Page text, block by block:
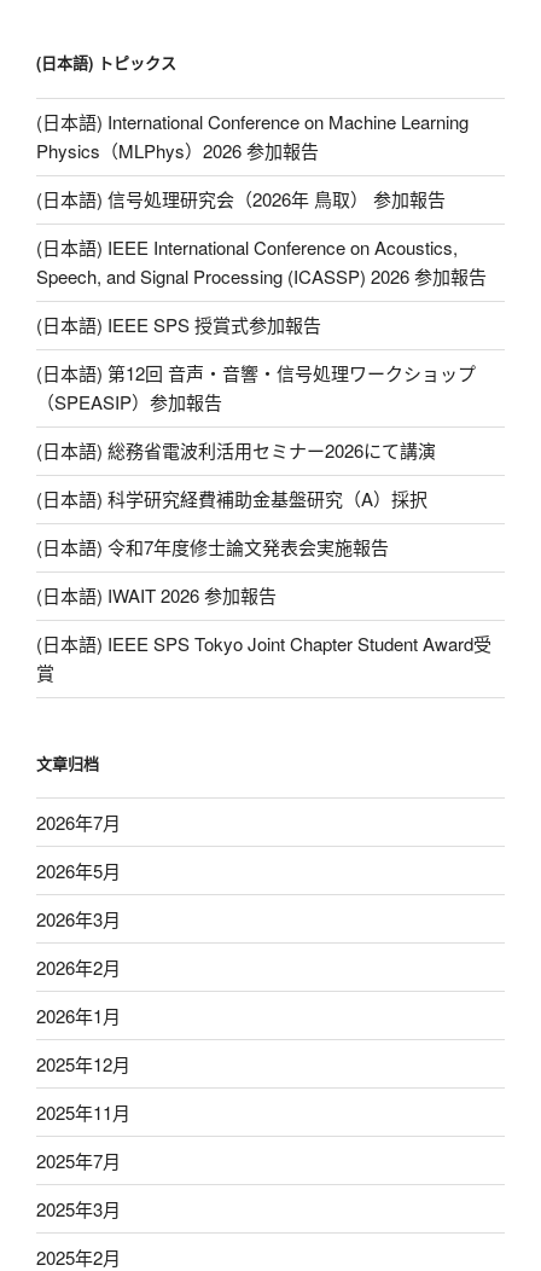
(日本語) トピックス
(日本語) International Conference on Machine Learning
Physics（MLPhys）2026 参加報告
(日本語) 信号処理研究会（2026年 鳥取） 参加報告
(日本語) IEEE International Conference on Acoustics,
Speech, and Signal Processing (ICASSP) 2026 参加報告
(日本語) IEEE SPS 授賞式参加報告
(日本語) 第12回 音声・音響・信号処理ワークショップ
（SPEASIP）参加報告
(日本語) 総務省電波利活用セミナー2026にて講演
(日本語) 科学研究経費補助金基盤研究（A）採択
(日本語) 令和7年度修士論文発表会実施報告
(日本語) IWAIT 2026 参加報告
(日本語) IEEE SPS Tokyo Joint Chapter Student Award受
賞
文章归档
2026年7月
2026年5月
2026年3月
2026年2月
2026年1月
2025年12月
2025年11月
2025年7月
2025年3月
2025年2月